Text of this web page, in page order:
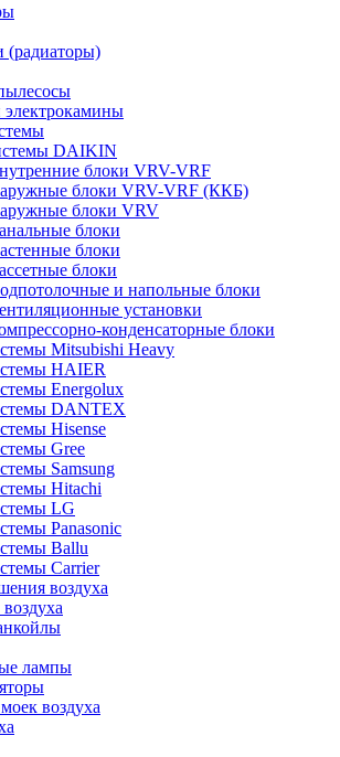
(радиаторы)
DAIKIN
блоки VRV-VRF
блоки VRV-VRF (ККБ)
блоки VRV
блоки
блоки
блоки
и напольные блоки
установки
конденсаторные блоки
Mitsubishi Heavy
HAIER
Energolux
DANTEX
Hisense
Gree
Samsung
Hitachi
LG
Panasonic
Ballu
Carrier
воздуха
лампы
воздуха